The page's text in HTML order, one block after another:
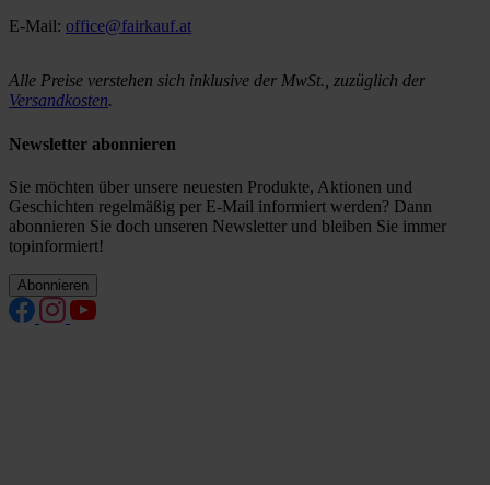
E-Mail: office@fairkauf.at
Alle Preise verstehen sich inklusive der MwSt., zuzüglich der
Versandkosten.
Newsletter abonnieren
Sie möchten über unsere neuesten Produkte, Aktionen und
Geschichten regelmäßig per E-Mail informiert werden? Dann
abonnieren Sie doch unseren Newsletter und bleiben Sie immer
topinformiert!
Abonnieren